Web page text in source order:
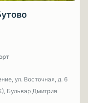
ул. Восточная, д. 6
Бульвар Дмитрия